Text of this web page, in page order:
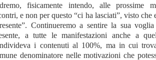
fisicamente intendo, alle prossime
e non per questo “ci ha lasciati”, visto che
Continueremo a sentire la sua
a tutte le manifestazioni anche a
i contenuti al 100%, ma in cui
denominatore nelle motivazioni che